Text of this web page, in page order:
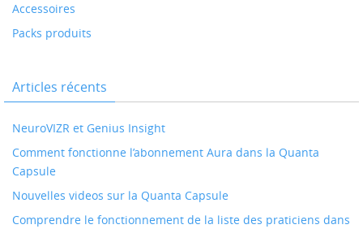
Accessoires
Packs produits
Articles récents
NeuroVIZR et Genius Insight
Comment fonctionne l’abonnement Aura dans la Quanta
Capsule
Nouvelles videos sur la Quanta Capsule
Comprendre le fonctionnement de la liste des praticiens dans